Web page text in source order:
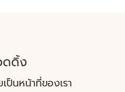
ดดิ้ง
ป็นหน้าที่ของเรา